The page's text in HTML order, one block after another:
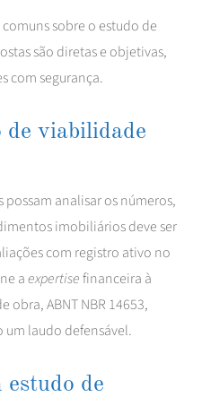
sobre o estudo de
são diretas e objetivas,
com segurança.
de viabilidade
analisar os números,
imobiliários deve ser
com registro ativo no
aexpertisefinanceira à
obra, ABNT NBR 14653,
laudo defensável.
estudo de